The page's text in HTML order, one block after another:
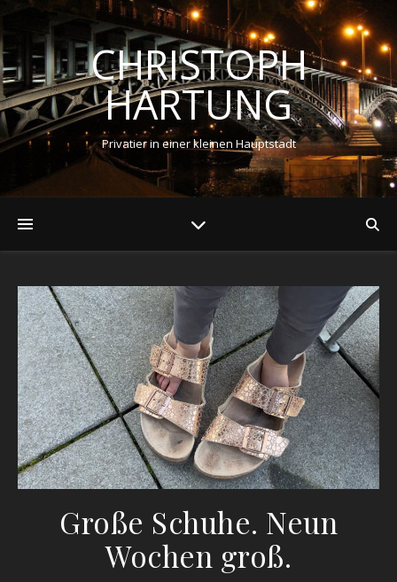
CHRISTOPH
HARTUNG
Privatier in einer kleinen Hauptstadt
Große Schuhe. Neun
Wochen groß.